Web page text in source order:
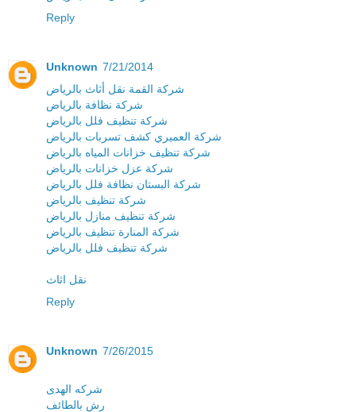
Reply
Unknown 7/21/2014
شركة القمة نقل أثاث بالرياض
شركة نظافة بالرياض
شركة تنظيف فلل بالرياض
شركة العميري كشف تسربات بالرياض
شركة تنظيف خزانات المياه بالرياض
شركة عزل خزانات بالرياض
شركة البستان نظافة فلل بالرياض
شركة تنظيف بالرياض
شركة تنظيف منازل بالرياض
شركة المنارة تنظيف بالرياض
شركة تنظيف فلل بالرياض
نقل اثاث
Reply
Unknown 7/26/2015
شركه الهدى
رش بالطائف